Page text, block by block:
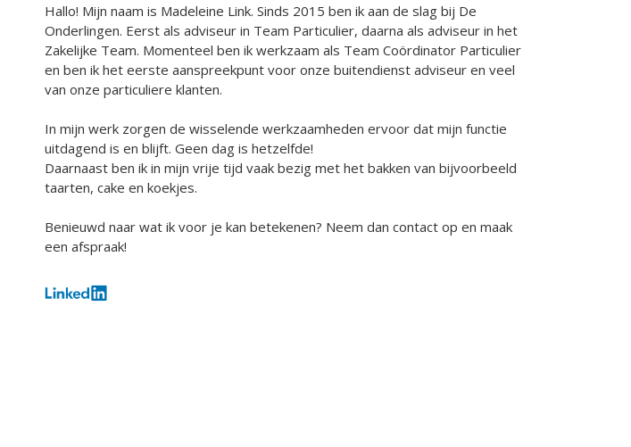
Hallo! Mijn naam is Madeleine Link. Sinds 2015 ben ik aan de slag bij De
Onderlingen. Eerst als adviseur in Team Particulier, daarna als adviseur in het
Zakelijke Team. Momenteel ben ik werkzaam als Team Coördinator Particulier
en ben ik het eerste aanspreekpunt voor onze buitendienst adviseur en veel
van onze particuliere klanten.
In mijn werk zorgen de wisselende werkzaamheden ervoor dat mijn functie
uitdagend is en blijft. Geen dag is hetzelfde!
Daarnaast ben ik in mijn vrije tijd vaak bezig met het bakken van bijvoorbeeld
taarten, cake en koekjes.
Benieuwd naar wat ik voor je kan betekenen? Neem dan contact op en maak
een afspraak!